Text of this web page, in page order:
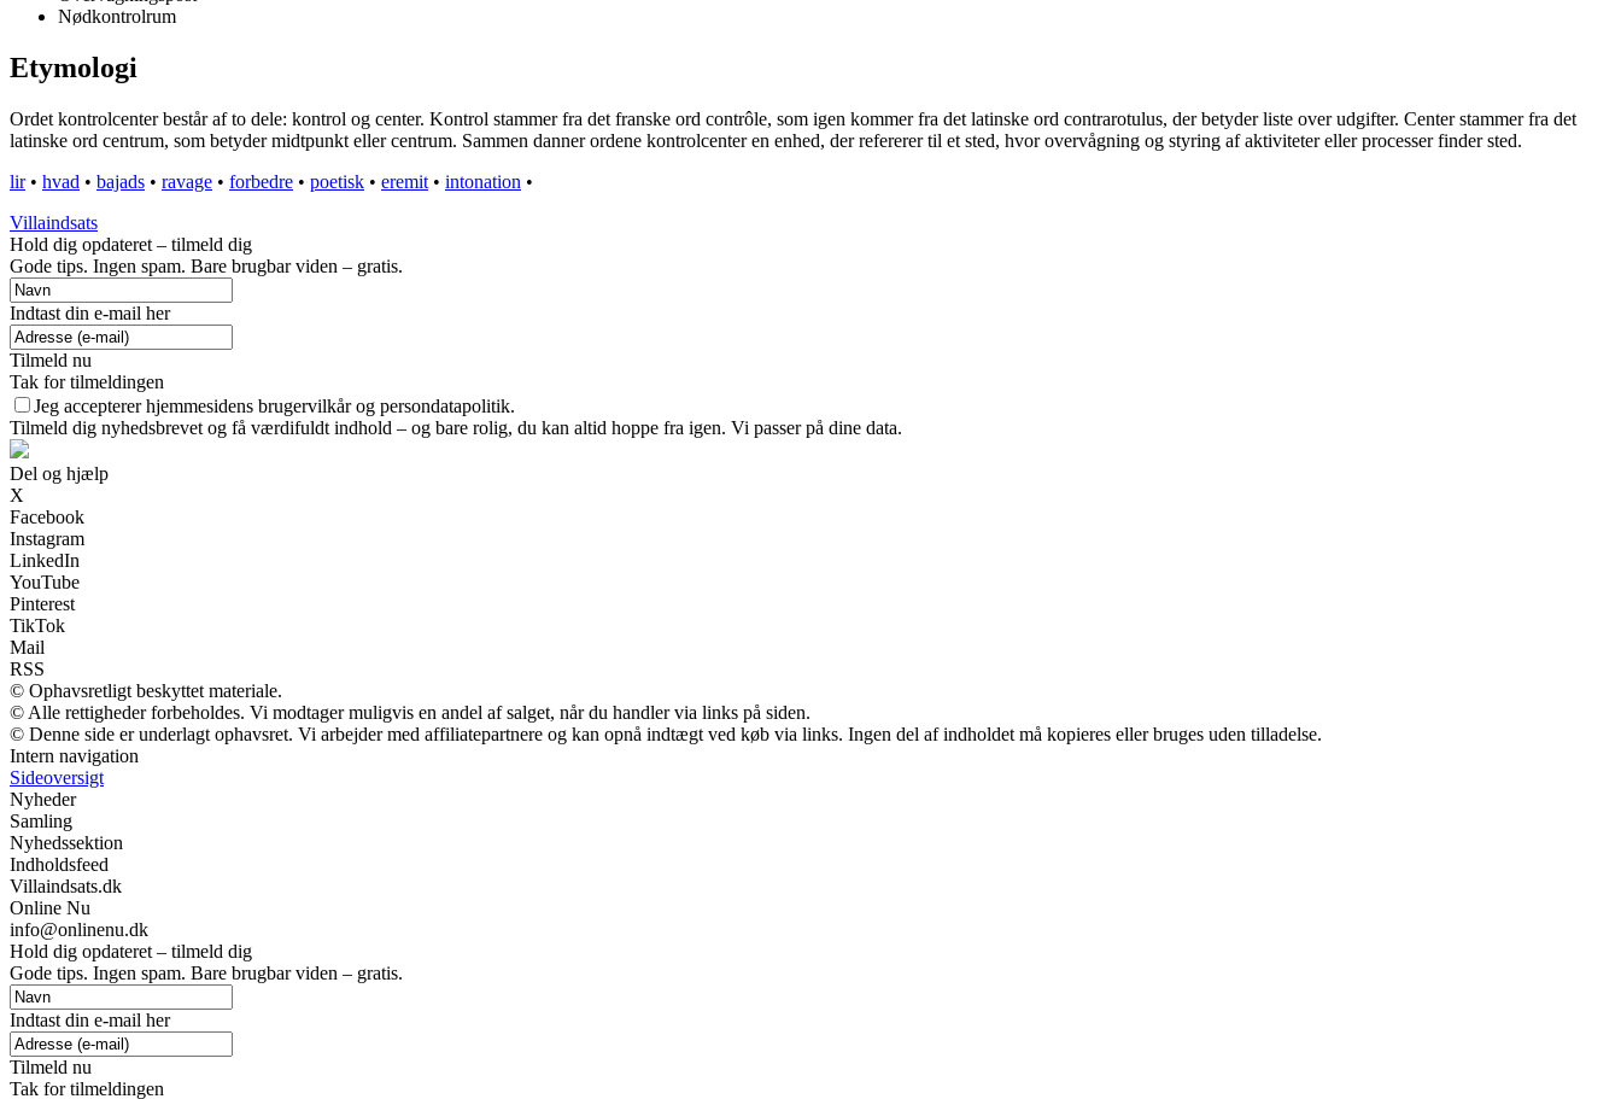
Nødkontrolrum
Etymologi
Ordet kontrolcenter består af to dele: kontrol og center. Kontrol stammer fra det franske ord contrôle, som igen kommer fra det latinske ord contrarotulus, der betyder liste over udgifter. Center stammer fra det
latinske ord centrum, som betyder midtpunkt eller centrum. Sammen danner ordene kontrolcenter en enhed, der refererer til et sted, hvor overvågning og styring af aktiviteter eller processer finder sted.
lir• hvad • bajads • ravage • forbedre • poetisk • eremit • intonation •
Villaindsats
Hold dig opdateret – tilmeld dig
Gode tips. Ingen spam. Bare brugbar viden – gratis.
Indtast din e-mail her
Tilmeld nu
Tak for tilmeldingen
Jeg accepterer hjemmesidens brugervilkår og persondatapolitik.
Tilmeld dig nyhedsbrevet og få værdifuldt indhold – og bare rolig, du kan altid hoppe fra igen. Vi passer på dine data.
Del og hjælp
X
Facebook
Instagram
LinkedIn
YouTube
Pinterest
TikTok
Mail
RSS
© Ophavsretligt beskyttet materiale.
© Alle rettigheder forbeholdes. Vi modtager muligvis en andel af salget, når du handler via links på siden.
© Denne side er underlagt ophavsret. Vi arbejder med affiliatepartnere og kan opnå indtægt ved køb via links. Ingen del af indholdet må kopieres eller bruges uden tilladelse.
Intern navigation
Sideoversigt
Nyheder
Samling
Nyhedssektion
Indholdsfeed
Villaindsats.dk
Online Nu
info@onlinenu.dk
Hold dig opdateret – tilmeld dig
Gode tips. Ingen spam. Bare brugbar viden – gratis.
Indtast din e-mail her
Tilmeld nu
Tak for tilmeldingen